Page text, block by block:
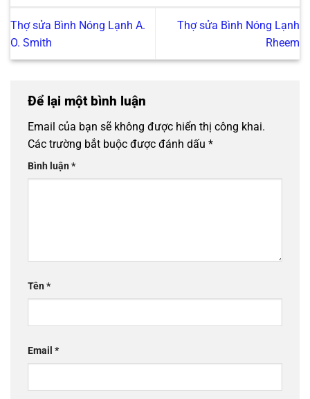
Thợ sửa Bình Nóng Lạnh A.
O. Smith
Thợ sửa Bình Nóng Lạnh
Rheem
Để lại một bình luận
Email của bạn sẽ không được hiển thị công khai.
Các trường bắt buộc được đánh dấu *
Bình luận*
Tên*
Email *